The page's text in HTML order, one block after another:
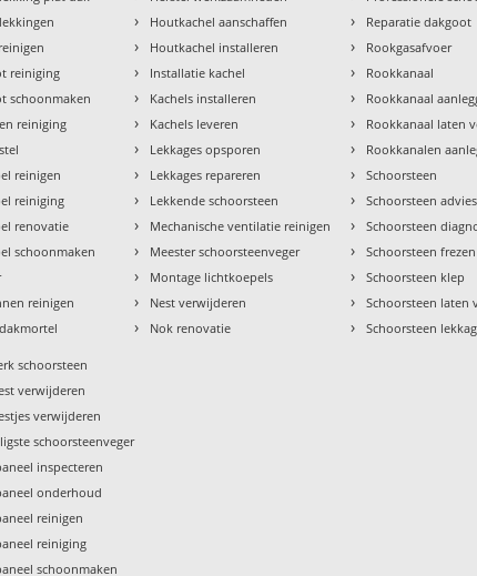
reiniging
schoonmaken
reiniging
reinigen
reiniging
renovatie
schoonmaken
reinigen
› Houtkachel aanschaffen
› Houtkachel installeren
› Installatie kachel
› Kachels installeren
› Kachels leveren
› Lekkages opsporen
› Lekkages repareren
› Lekkende schoorsteen
› Mechanische ventilatie reinigen
› Meester schoorsteenveger
› Montage lichtkoepels
› Nest verwijderen
› Nok renovatie
› Reparatie dakgoot
› Rookgasafvoer
› Rookkanaal
› Rookkanaal
› Rookkanaal laten
› Rookkanalen
› Schoorsteen
› Schoorsteen advies
› Schoorsteen
› Schoorsteen frezen
› Schoorsteen klep
› Schoorsteen laten
› Schoorsteen
schoorsteen
verwijderen
verwijderen
schoorsteenveger
inspecteren
onderhoud
reinigen
reiniging
schoonmaken